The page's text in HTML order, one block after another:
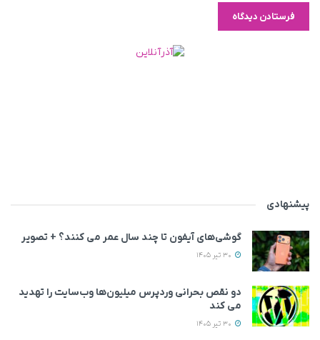
پیشنهادی
گوشی‌های آیفون تا چند سال عمر می‌ کنند؟ + تصویر
دو نقص بحرانی وردپرس میلیون‌ها وب‌سایت را تهدید
می‌ کند